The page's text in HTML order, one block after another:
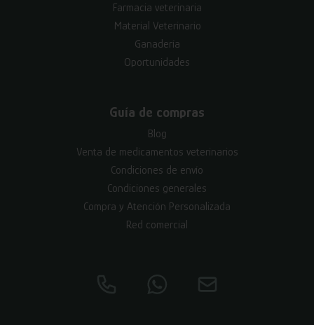
Farmacia veterinaria
Material Veterinario
Ganadería
Oportunidades
Guía de compras
Blog
Venta de medicamentos veterinarios
Condiciones de envío
Condiciones generales
Compra y Atención Personalizada
Red comercial